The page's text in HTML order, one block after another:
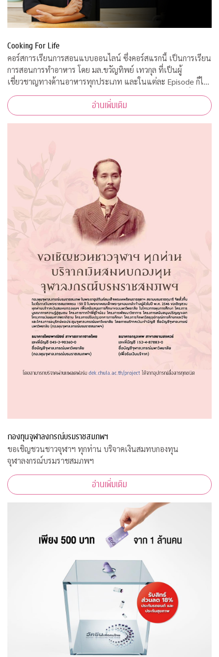
Cooking For Life
คอร์สการเรียนการสอนแบบออนไลน์ ซึ่งคอร์สแรกนี้ เป็นการเรียน
การสอนการทำอาหาร โดย มล.ขวัญทิพย์ เทวกุล ที่เป็นผู้
เชี่ยวชาญทางด้านอาหารทุกประเภท และในแต่ละ Episode ก็ได้
รับความร่วมมือจากคณาจารย์ ผู้ทรงคุณวุฒิ จากคณะต่างๆ ที่มาให้
ความรู้ ตามหลักวิชาการอีกด้วยอ่านเพิ่มเติม
กองทุนจุฬาลงกรณ์บรมราชสมภพฯ
ขอเชิญชวนชาวจุฬาฯ ทุกท่าน บริจาคเงินสมทบกองทุน
จุฬาลงกรณ์บรมราชสมภพฯ
อ่านเพิ่มเติม